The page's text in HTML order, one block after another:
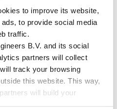
to improve its website,
to provide social media
traffic.
B.V. and its social
partners will collect
track your browsing
this website. This way,
will build your